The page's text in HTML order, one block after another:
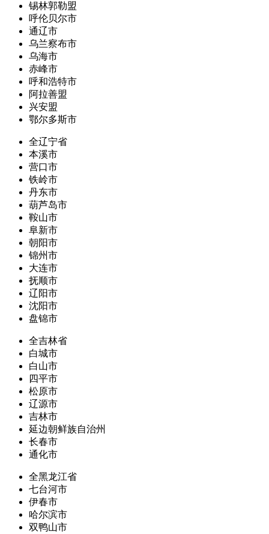
锡林郭勒盟
呼伦贝尔市
通辽市
乌兰察布市
乌海市
赤峰市
呼和浩特市
阿拉善盟
兴安盟
鄂尔多斯市
全辽宁省
本溪市
营口市
铁岭市
丹东市
葫芦岛市
鞍山市
阜新市
朝阳市
锦州市
大连市
抚顺市
辽阳市
沈阳市
盘锦市
全吉林省
白城市
白山市
四平市
松原市
辽源市
吉林市
延边朝鲜族自治州
长春市
通化市
全黑龙江省
七台河市
伊春市
哈尔滨市
双鸭山市